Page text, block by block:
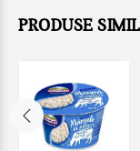
PRODUSE